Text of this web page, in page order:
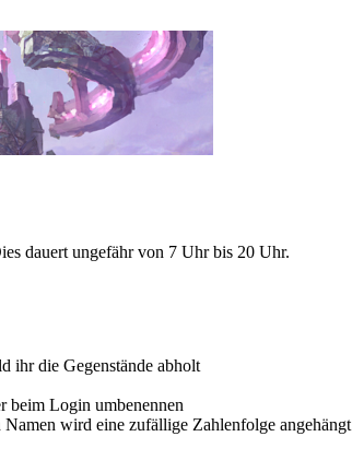
dauert ungefähr von 7 Uhr bis 20 Uhr.
ihr die Gegenstände abholt
beim Login umbenennen
wird eine zufällige Zahlenfolge angehängt